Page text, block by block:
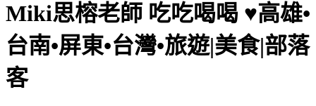
Miki思榕老師 吃吃喝喝 ♥️高雄•
台南•屏東•台灣•旅遊|美食|部落
客